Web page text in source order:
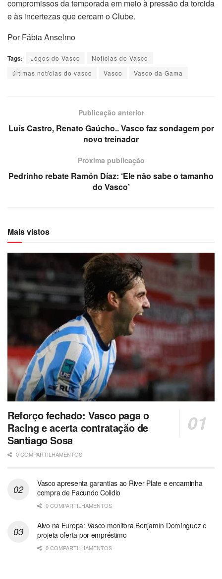
compromissos da temporada em meio à pressão da torcida
e às incertezas que cercam o Clube.
Por Fábia Anselmo
Tags: Jogos do Vasco
Notícias do Vasco
últimas notícias do vasco
Vasco Vasco da Gama
Publicação anterior
Luís Castro, Renato Gaúcho.. Vasco faz sondagem por
novo treinador
Próxima publicação
Pedrinho rebate Ramón Díaz: ‘Ele não sabe o tamanho
do Vasco’
Mais vistos
Reforço fechado: Vasco paga o
Racing e acerta contratação de
Santiago Sosa
0 COMPARTILHAMENTOS
Vasco apresenta garantias ao River Plate e encaminha
compra de Facundo Colidio
0 COMPARTILHAMENTOS
Alvo na Europa: Vasco monitora Benjamín Domínguez e
projeta oferta por empréstimo
0 COMPARTILHAMENTOS